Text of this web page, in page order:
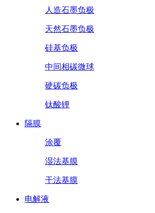
人造石墨负极
天然石墨负极
硅基负极
中间相碳微球
硬碳负极
钛酸锂
隔膜
涂覆
湿法基膜
干法基膜
电解液